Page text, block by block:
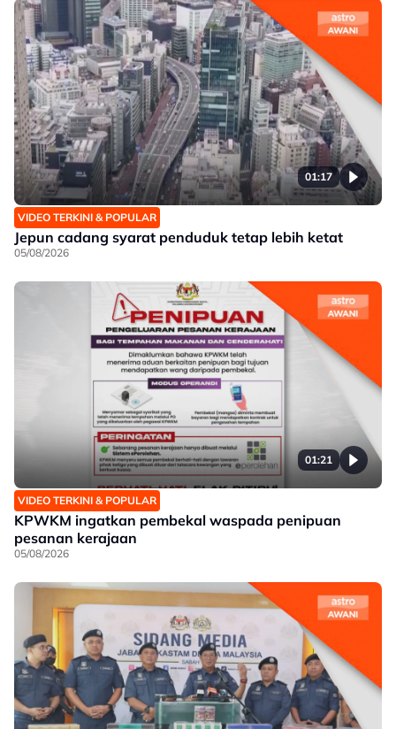
01:17
VIDEO TERKINI & POPULAR
Jepun cadang syarat penduduk tetap lebih ketat
05/08/2026
01:21
VIDEO TERKINI & POPULAR
KPWKM ingatkan pembekal waspada penipuan
pesanan kerajaan
05/08/2026